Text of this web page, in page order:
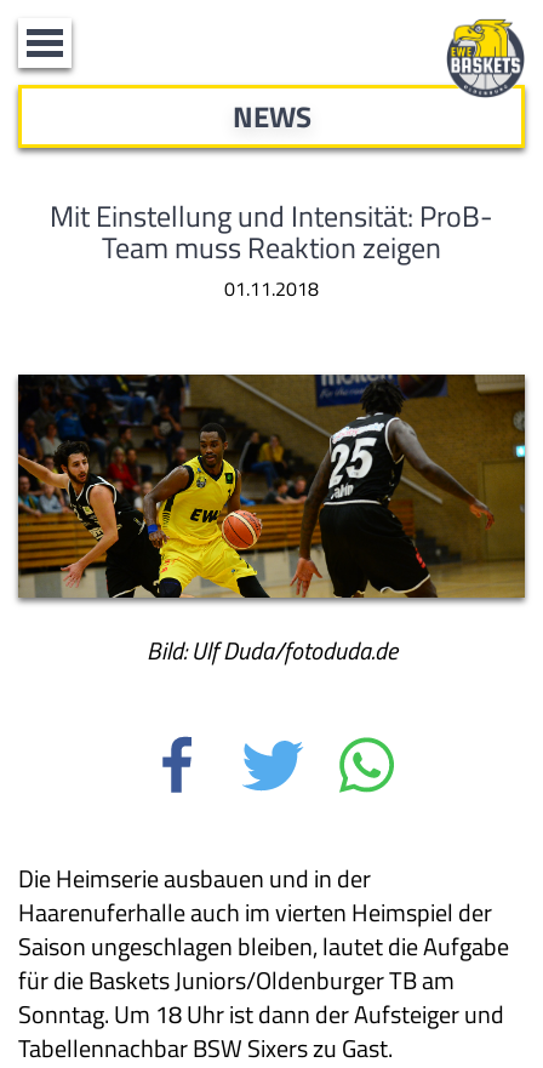
Toggle
navigation
NEWS
Mit Einstellung und Intensität: ProB-
Team muss Reaktion zeigen
01.11.2018
Bild: Ulf Duda/fotoduda.de
Die Heimserie ausbauen und in der
Haarenuferhalle auch im vierten Heimspiel der
Saison ungeschlagen bleiben, lautet die Aufgabe
für die Baskets Juniors/Oldenburger TB am
Sonntag. Um 18 Uhr ist dann der Aufsteiger und
Tabellennachbar BSW Sixers zu Gast.